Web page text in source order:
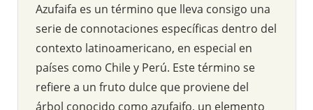
mundo
Azufaifa es un término que lleva consigo una
serie de connotaciones específicas dentro del
contexto latinoamericano, en especial en
países como Chile y Perú. Este término se
refiere a un fruto dulce que proviene del
árbol conocido como azufaifo, un elemento